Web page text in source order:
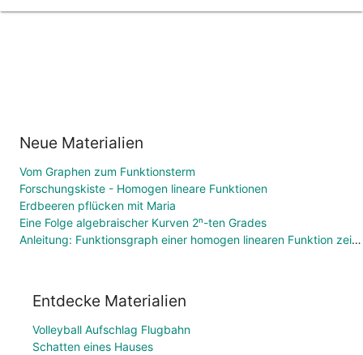
Neue Materialien
Vom Graphen zum Funktionsterm
Forschungskiste - Homogen lineare Funktionen
Erdbeeren pflücken mit Maria
Eine Folge algebraischer Kurven 2ⁿ-ten Grades
Anleitung: Funktionsgraph einer homogen linearen Funktion zeichnen
Entdecke Materialien
Volleyball Aufschlag Flugbahn
Schatten eines Hauses